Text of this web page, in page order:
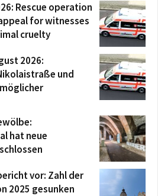
Rescue operation
for witnesses
cruelty
2026:
und
hat neue
vor: Zahl der
2025 gesunken